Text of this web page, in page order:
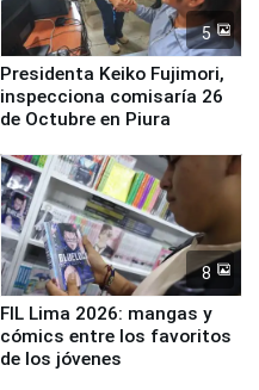
5
Presidenta Keiko Fujimori,
inspecciona comisaría 26
de Octubre en Piura
8
FIL Lima 2026: mangas y
cómics entre los favoritos
de los jóvenes